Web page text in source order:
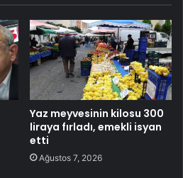
Yaz meyvesinin kilosu 300
liraya fırladı, emekli isyan
etti
Ağustos 7, 2026